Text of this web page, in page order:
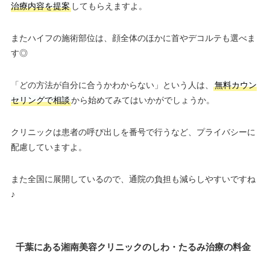
治療内容を提案してもらえますよ。
またハイフの施術部位は、顔全体のほかに首やデコルテも選べま
す◎
「どの方法が自分に合うかわからない」という人は、
無料カウン
セリングで相談から始めてみてはいかがでしょうか。
クリニックは患者の呼び出しを番号で行うなど、プライバシーに
配慮していますよ。
また全国に展開しているので、通院の負担も減らしやすいですね
♪
千葉にある湘南美容クリニックのしわ・たるみ治療の料金